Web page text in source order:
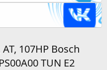
107HP Bosch
TUN E2